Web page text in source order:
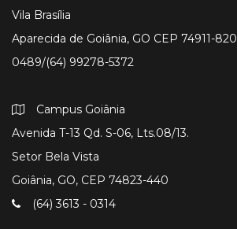
Vila Brasília
Aparecida de Goiânia, GO CEP 74911-820
0489/(64) 99278-5372
Campus Goiânia
Avenida T-13 Qd. S-06, Lts.08/13.
Setor Bela Vista
Goiânia, GO, CEP 74823-440
(64) 3613 - 0314